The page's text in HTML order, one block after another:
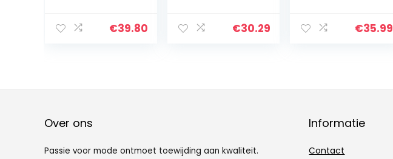
Dames Hoge
€39.80
Zwempak uit
€30.29
Retro Afdrukken
€35.99
Over ons
Passie voor mode ontmoet toewijding aan kwaliteit.
Informatie
Contact